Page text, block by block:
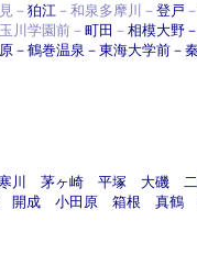
－狛江－和泉多摩川－ 登戸
川学園前－町田 － 相模大野－
－ 鶴巻温泉 － 東海大学前－
川 茅ヶ崎 平塚 大磯
開成 小田原 箱根 真鶴